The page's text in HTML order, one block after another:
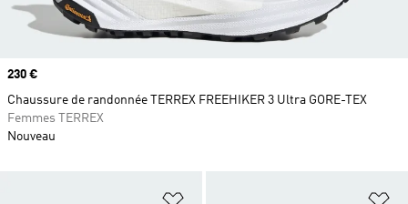
Ajouter à la Liste de produits
Prix
230 €
Chaussure de randonnée TERREX FREEHIKER 3 Ultra GORE-TEX
Femmes TERREX
Nouveau